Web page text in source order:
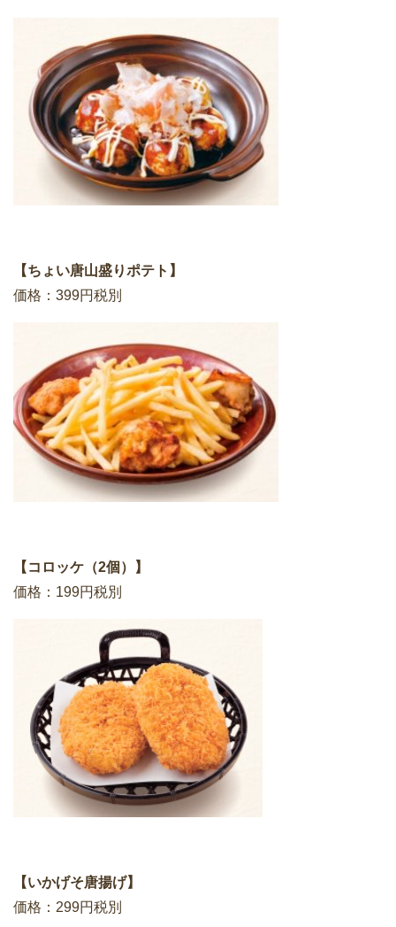
【ちょい唐山盛りポテト】
価格：399円税別
【コロッケ（2個）】
価格：199円税別
【いかげそ唐揚げ】
価格：299円税別